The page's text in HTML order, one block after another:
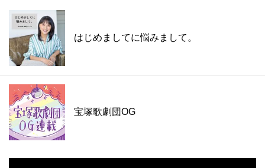
はじめましてに悩みまして。
宝塚歌劇団OG